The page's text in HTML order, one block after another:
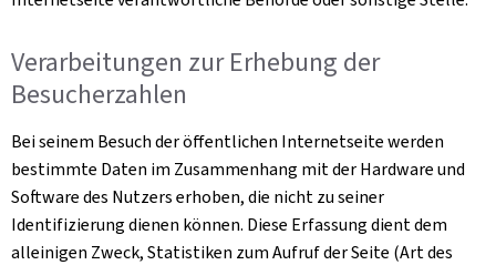
Verarbeitungen zur Erhebung der
Besucherzahlen
Bei seinem Besuch der öffentlichen Internetseite werden
bestimmte Daten im Zusammenhang mit der Hardware und
Software des Nutzers erhoben, die nicht zu seiner
Identifizierung dienen können. Diese Erfassung dient dem
alleinigen Zweck, Statistiken zum Aufruf der Seite (Art des